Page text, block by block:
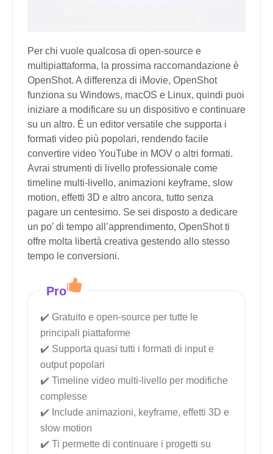
Per chi vuole qualcosa di open-source e
multipiattaforma, la prossima raccomandazione è
OpenShot. A differenza di iMovie, OpenShot
funziona su Windows, macOS e Linux, quindi puoi
iniziare a modificare su un dispositivo e continuare
su un altro. È un editor versatile che supporta i
formati video più popolari, rendendo facile
convertire video YouTube in MOV o altri formati.
Avrai strumenti di livello professionale come
timeline multi-livello, animazioni keyframe, slow
motion, effetti 3D e altro ancora, tutto senza
pagare un centesimo. Se sei disposto a dedicare
un po’ di tempo all’apprendimento, OpenShot ti
offre molta libertà creativa gestendo allo stesso
tempo le conversioni.
Pro
Gratuito e open-source per tutte le
principali piattaforme
Supporta quasi tutti i formati di input e
output popolari
Timeline video multi-livello per modifiche
complesse
Include animazioni, keyframe, effetti 3D e
slow motion
Ti permette di continuare i progetti su